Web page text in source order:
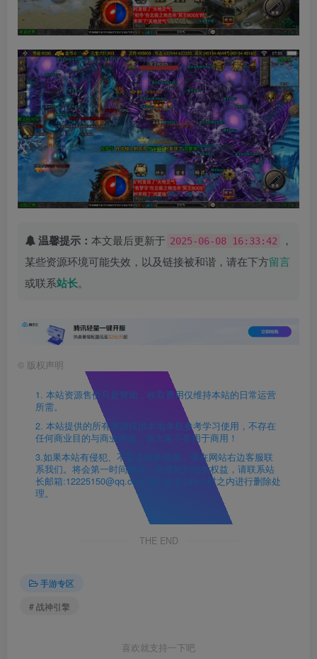
温馨提示： 本文最后更新于 2025-06-08 16:33:42
，
某些资源环境可能失效，以及链接被和谐，请在下方留言
或联系站长。
© 版权声明
1. 本站资源售价只是赞助，收取费用仅维持本站的日常运营
所需。
2. 本站提供的所有资源仅供本地单机参考学习使用，不存在
任何商业目的与商业用途，请大家不要用于商用！
3.如果本站有侵犯、不妥之处的资源，请在网站右边客服联
系我们。将会第一时间解决！若侵犯到您的权益，请联系站
长邮箱:12225150@qq.com 我们会在24h小时之内进行删除处
理。
THE END
手游专区
# 战神引擎
喜欢就支持一下吧